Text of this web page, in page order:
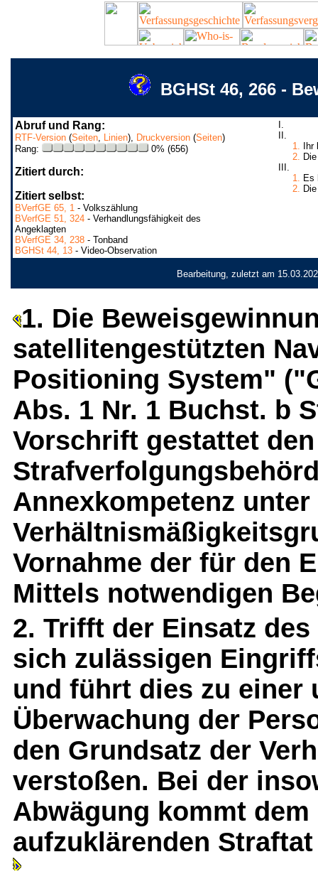
BGHSt 46, 266 -
Abruf und Rang:
RTF-Version (Seiten, Linien), Druckversion (Seiten)
Rang:
0% (656)
Zitiert durch:
Zitiert selbst:
BVerfGE 65, 1 - Volkszählung
BVerfGE 51, 324 - Verhandlungsfähigkeit des
Angeklagten
BVerfGE 34, 238 - Tonband
BGHSt 44, 13 - Video-Observation
I.
II.
1. Ihr
2.
III.
1. Es
2.
Bearbeitung, zuletzt am
1. Die
satellitengestützten
Positioning System"
Abs. 1 Nr. 1 Buchst. b
Vorschrift gestattet den
Annexkompetenz
Vornahme der für den
Mittels notwendigen
2. Trifft der Einsatz
sich zulässigen
und führt dies zu einer
Überwachung der
den Grundsatz der
verstoßen. Bei der
Abwägung kommt
aufzuklärenden